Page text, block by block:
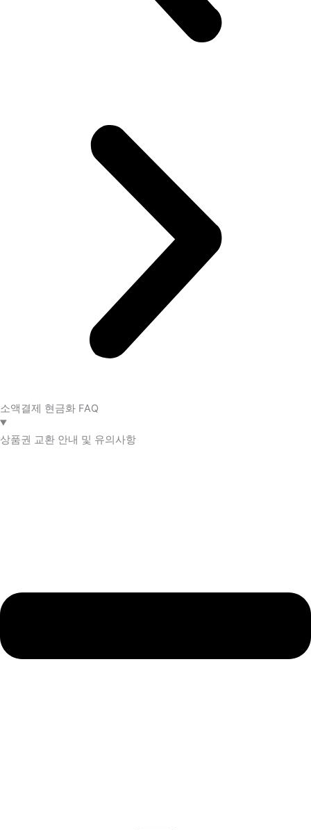
소액결제 현금화 FAQ​
상품권 교환 안내 및 유의사항